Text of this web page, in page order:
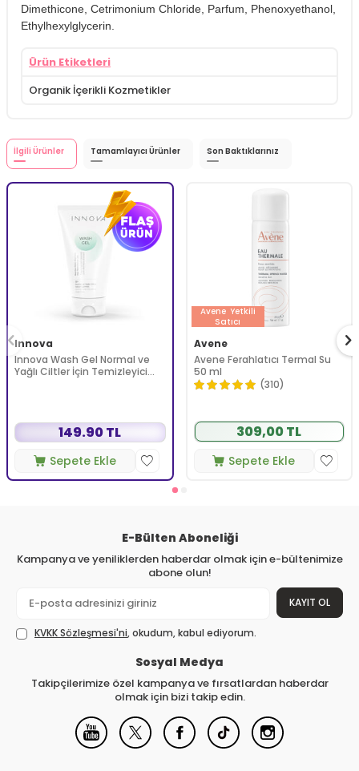
Dimethicone, Cetrimonium Chloride, Parfum, Phenoxyethanol,
Ethylhexylglycerin.
Ürün Etiketleri
Organik İçerikli Kozmetikler
İlgili Ürünler Tamamlayıcı Ürünler Son Baktıklarınız
Innova
Innova Wash Gel Normal ve
Yağlı Ciltler İçin Temizleyici
149.90 TL
Sepete Ekle
Avene Yetkili
Satıcı
Avene
Avene Ferahlatıcı Termal Su
50 ml
(310)
309,00 TL
Sepete Ekle
E-Bülten Aboneliği
Kampanya ve yeniliklerden haberdar olmak için e-bültenimize
abone olun!
KAYIT OL
KVKK Sözleşmesi'ni, okudum, kabul ediyorum.
Sosyal Medya
Takipçilerimize özel kampanya ve fırsatlardan haberdar
olmak için bizi takip edin.